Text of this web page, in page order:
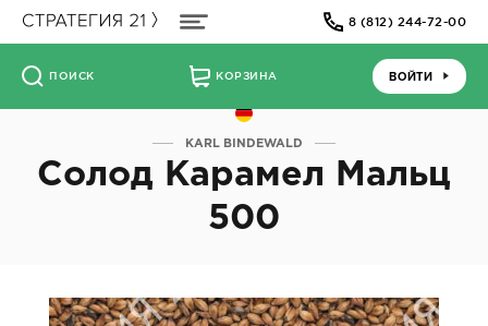
8 (812) 244-72-00
ПОИСК КОРЗИНА ВОЙТИ
KARL BINDEWALD
Солод Карамел Мальц
500